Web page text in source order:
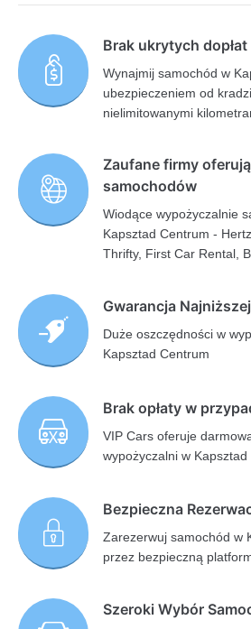
Brak ukrytych dopłat
Wynajmij samochód w
ubezpieczeniem od
nielimitowanymi
Zaufane firmy
samochodów
Wiodące wypożyczalnie
Kapsztad Centrum -
Thrifty, First Car Rental,
Gwarancja
Duże oszczędności w
Kapsztad Centrum
Brak opłaty w
VIP Cars oferuje
wypożyczalni w Kapsztad
Bezpieczna
Zarezerwuj samochód w
przez bezpieczną
Szeroki Wybór